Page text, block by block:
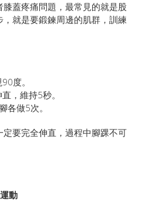
蓋疼痛問題，最常見的就是股
就是要鍛鍊周邊的肌群，訓練
度。
，維持5秒。
各做5次。
要完全伸直，過程中腳踝不可
動